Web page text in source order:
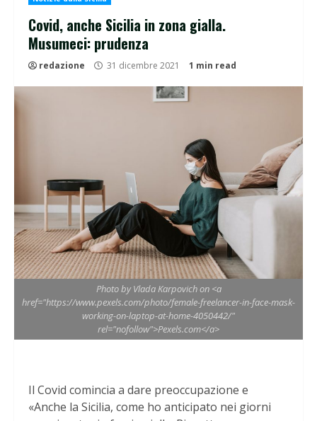
Covid, anche Sicilia in zona gialla.
Musumeci: prudenza
redazione 31 dicembre 2021 1 min read
Photo by Vlada Karpovich on <a
href="https://www.pexels.com/photo/female-freelancer-in-face-mask-
working-on-laptop-at-home-4050442/"
rel="nofollow">Pexels.com</a>
Il Covid comincia a dare preoccupazione e
«Anche la Sicilia, come ho anticipato nei giorni